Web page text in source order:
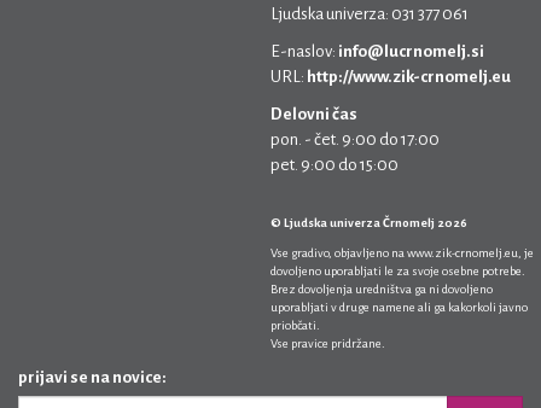
Ljudska univerza: 031 377 061
E-naslov: info@lucrnomelj.si
URL: http://www.zik-crnomelj.eu
Delovni čas
pon. - čet. 9:00 do 17:00
pet. 9:00 do 15:00
© Ljudska univerza Črnomelj 2026
Vse gradivo, objavljeno na www.zik-crnomelj.eu , je
dovoljeno uporabljati le za svoje osebne potrebe.
Brez dovoljenja uredništva ga ni dovoljeno
uporabljati v druge namene ali ga kakorkoli javno
priobčati.
Vse pravice pridržane.
prijavi se na novice: